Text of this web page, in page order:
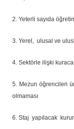
2. Yeterli sayıda
3. Yerel, ulusal ve
4. Sektörle ilişki
5. Mezun öğrencileri
olmaması
6. Staj yapılacak